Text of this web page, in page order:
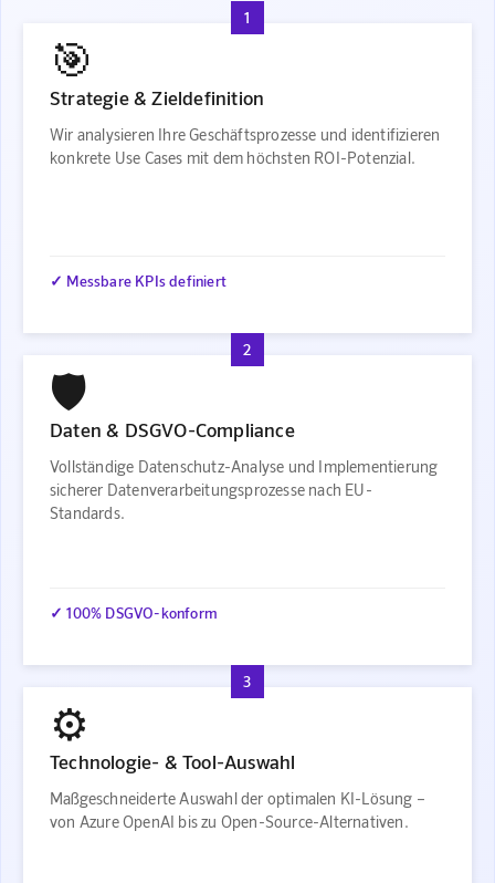
1
🎯
Strategie & Zieldefinition
Wir analysieren Ihre Geschäftsprozesse und identifizieren
konkrete Use Cases mit dem höchsten ROI-Potenzial.
✓ Messbare KPIs definiert
2
🛡️
Daten & DSGVO-Compliance
Vollständige Datenschutz-Analyse und Implementierung
sicherer Datenverarbeitungsprozesse nach EU-
Standards.
✓ 100% DSGVO-konform
3
⚙️
Technologie- & Tool-Auswahl
Maßgeschneiderte Auswahl der optimalen KI-Lösung –
von Azure OpenAI bis zu Open-Source-Alternativen.